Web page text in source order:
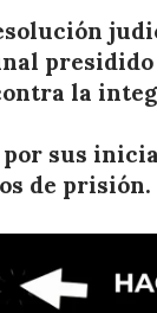
la
sus
de prisión.